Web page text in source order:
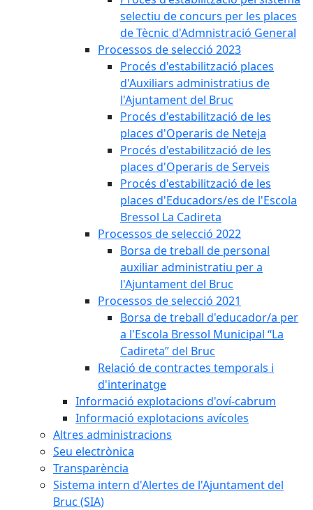
selectiu de concurs per les places
de Tècnic d'Admnistració General
Processos de selecció 2023
Procés d'estabilització places
d'Auxiliars administratius de
l'Ajuntament del Bruc
Procés d'estabilització de les
places d'Operaris de Neteja
Procés d'estabilització de les
places d'Operaris de Serveis
Procés d'estabilització de les
places d'Educadors/es de l'Escola
Bressol La Cadireta
Processos de selecció 2022
Borsa de treball de personal
auxiliar administratiu per a
l'Ajuntament del Bruc
Processos de selecció 2021
Borsa de treball d'educador/a per
a l'Escola Bressol Municipal “La
Cadireta” del Bruc
Relació de contractes temporals i
d'interinatge
Informació explotacions d'oví-cabrum
Informació explotacions avícoles
Altres administracions
Seu electrònica
Transparència
Sistema intern d'Alertes de l'Ajuntament del
Bruc (SIA)